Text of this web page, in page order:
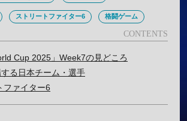
ストリートファイター6 格闘ゲーム
Cup 2025」Week7の見どころ
る日本チーム・選手
ファイター6